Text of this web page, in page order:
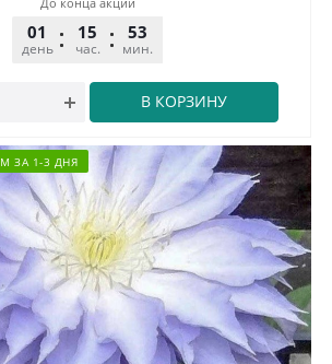
В КОРЗИНУ
01
день
15
час.
53
мин.
ЗА 1-3 ДНЯ